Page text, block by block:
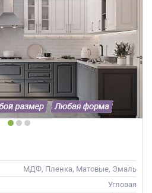
МДФ, Пленка, Матовые, Эмаль
Угловая